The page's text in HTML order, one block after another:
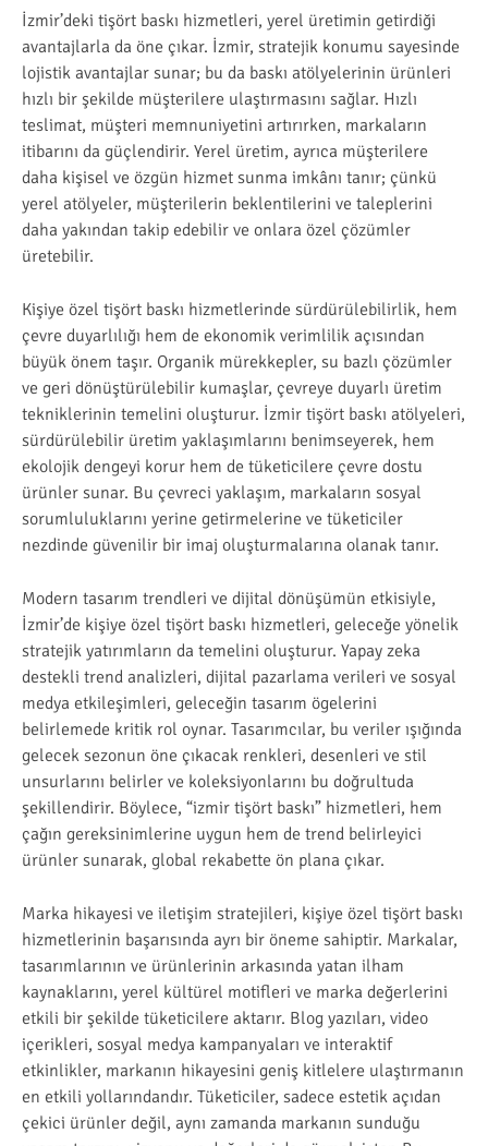
İzmir’deki tişört baskı hizmetleri, yerel üretimin getirdiği
avantajlarla da öne çıkar. İzmir, stratejik konumu sayesinde
lojistik avantajlar sunar; bu da baskı atölyelerinin ürünleri
hızlı bir şekilde müşterilere ulaştırmasını sağlar. Hızlı
teslimat, müşteri memnuniyetini artırırken, markaların
itibarını da güçlendirir. Yerel üretim, ayrıca müşterilere
daha kişisel ve özgün hizmet sunma imkânı tanır; çünkü
yerel atölyeler, müşterilerin beklentilerini ve taleplerini
daha yakından takip edebilir ve onlara özel çözümler
üretebilir.
Kişiye özel tişört baskı hizmetlerinde sürdürülebilirlik, hem
çevre duyarlılığı hem de ekonomik verimlilik açısından
büyük önem taşır. Organik mürekkepler, su bazlı çözümler
ve geri dönüştürülebilir kumaşlar, çevreye duyarlı üretim
tekniklerinin temelini oluşturur. İzmir tişört baskı atölyeleri,
sürdürülebilir üretim yaklaşımlarını benimseyerek, hem
ekolojik dengeyi korur hem de tüketicilere çevre dostu
ürünler sunar. Bu çevreci yaklaşım, markaların sosyal
sorumluluklarını yerine getirmelerine ve tüketiciler
nezdinde güvenilir bir imaj oluşturmalarına olanak tanır.
Modern tasarım trendleri ve dijital dönüşümün etkisiyle,
İzmir’de kişiye özel tişört baskı hizmetleri, geleceğe yönelik
stratejik yatırımların da temelini oluşturur. Yapay zeka
destekli trend analizleri, dijital pazarlama verileri ve sosyal
medya etkileşimleri, geleceğin tasarım ögelerini
belirlemede kritik rol oynar. Tasarımcılar, bu veriler ışığında
gelecek sezonun öne çıkacak renkleri, desenleri ve stil
unsurlarını belirler ve koleksiyonlarını bu doğrultuda
şekillendirir. Böylece, “izmir tişört baskı” hizmetleri, hem
çağın gereksinimlerine uygun hem de trend belirleyici
ürünler sunarak, global rekabette ön plana çıkar.
Marka hikayesi ve iletişim stratejileri, kişiye özel tişört baskı
hizmetlerinin başarısında ayrı bir öneme sahiptir. Markalar,
tasarımlarının ve ürünlerinin arkasında yatan ilham
kaynaklarını, yerel kültürel motifleri ve marka değerlerini
etkili bir şekilde tüketicilere aktarır. Blog yazıları, video
içerikleri, sosyal medya kampanyaları ve interaktif
etkinlikler, markanın hikayesini geniş kitlelere ulaştırmanın
en etkili yollarındandır. Tüketiciler, sadece estetik açıdan
çekici ürünler değil, aynı zamanda markanın sunduğu